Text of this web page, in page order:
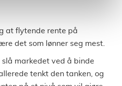
at flytende rente på
det som lønner seg mest.
markedet ved å binde
tenkt den tanken, og